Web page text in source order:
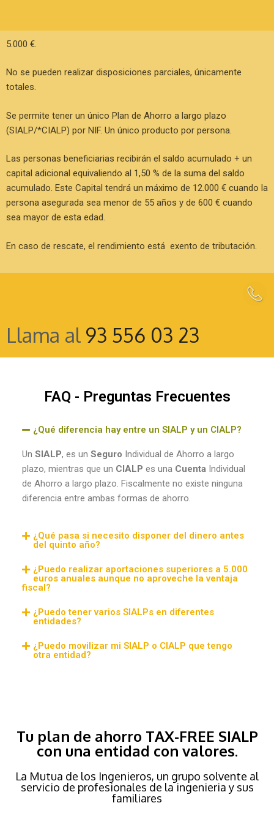
5.000 €.
No se pueden realizar disposiciones parciales, únicamente
totales.
Se permite tener un único Plan de Ahorro a largo plazo
(SIALP/*CIALP) por NIF. Un único producto por persona.
Las personas beneficiarias recibirán el saldo acumulado + un
capital adicional equivaliendo al 1,50 % de la suma del saldo
acumulado. Este Capital tendrá un máximo de 12.000 € cuando la
persona asegurada sea menor de 55 años y de 600 € cuando
sea mayor de esta edad.
En caso de rescate, el rendimiento está exento de tributación.
Llama al 93 556 03 23
FAQ - Preguntas Frecuentes
¿Qué diferencia hay entre un SIALP y un CIALP?
Un SIALP, es un Seguro Individual de Ahorro a largo
plazo, mientras que un CIALP es una Cuenta Individual
de Ahorro a largo plazo. Fiscalmente no existe ninguna
diferencia entre ambas formas de ahorro.
¿Qué pasa si necesito disponer del dinero antes
del quinto año?
¿Puedo realizar aportaciones superiores a 5.000
euros anuales aunque no aproveche la ventaja
fiscal?
¿Puedo tener varios SIALPs en diferentes
entidades?
¿Puedo movilizar mi SIALP o CIALP que tengo
otra entidad?
Tu plan de ahorro TAX-FREE SIALP
con una entidad con valores.
La Mutua de los Ingenieros, un grupo solvente al
servicio de profesionales de la ingenieria y sus
familiares